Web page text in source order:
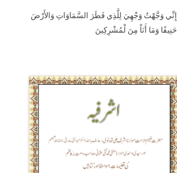
إِنِّي وَجَّهْتُ وَجْهِيَ لِلَّذِي فَطَرَ السَّمَاوَاتِ وَالأَرْضَ
حَنِيفًا وَمَا أَنَاْ مِنَ لْمُشْرِكِينَ